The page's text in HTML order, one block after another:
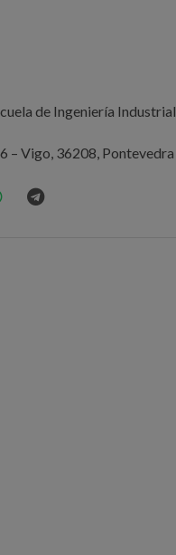
de Ingeniería Industrial
– Vigo, 36208, Pontevedra